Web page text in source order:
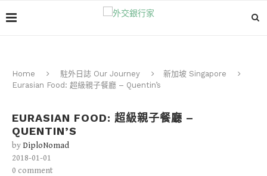
Home 駐外日誌 Our Journey
新加坡 Singapore
Eurasian Food: 超級親子餐廳 – Quentin’s
EURASIAN FOOD: 超級親子餐廳 –
QUENTIN’S
byDiploNomad
2018-01-01
0 comment